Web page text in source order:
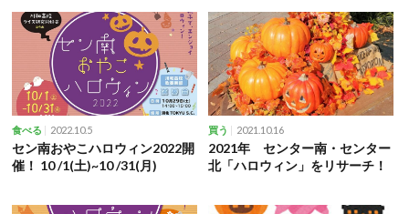
食べる 2022.10.5
セン南おやこハロウィン2022開
催！ 10 /1(土)~10 /31(月)
買う 2021.10.16
2021年 センター南・センター
北「ハロウィン」をリサーチ！